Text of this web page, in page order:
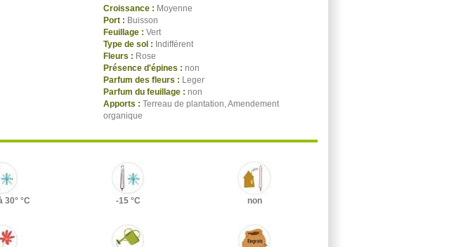
Croissance : Moyenne
Port : Buisson
Feuillage : Vert
Type de sol : Indifférent
Fleurs : Rose
Présence d'épines : non
Parfum des fleurs : Leger
Parfum du feuillage : non
Apports : Terreau de plantation, Amendement
organique
30° °C -15 °C non